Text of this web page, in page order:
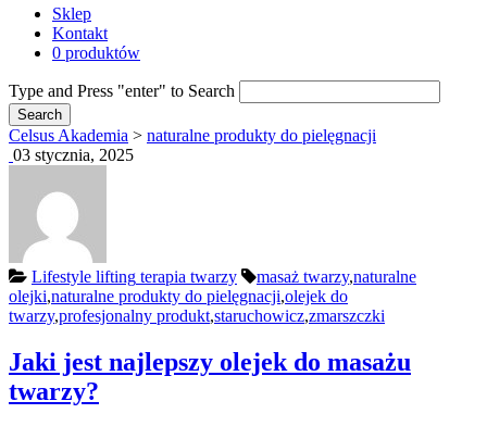
Sklep
Kontakt
0 produktów
Type and Press "enter" to Search
Celsus Akademia > naturalne produkty do pielęgnacji
03 stycznia, 2025
Lifestyle lifting terapia twarzy masaż twarzy,naturalne
olejki,naturalne produkty do pielęgnacji,olejek do
twarzy,profesjonalny produkt,staruchowicz,zmarszczki
Jaki jest najlepszy olejek do masażu
twarzy?